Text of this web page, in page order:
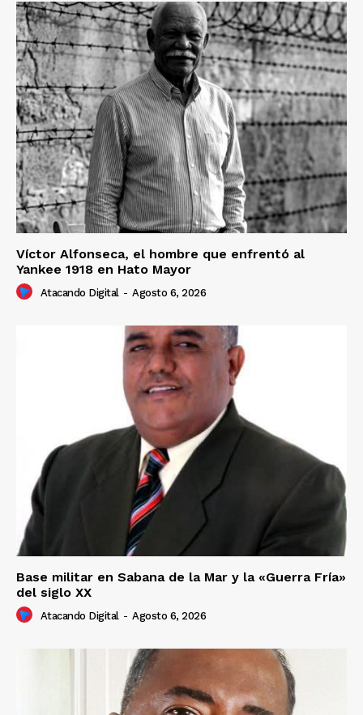
Víctor Alfonseca, el hombre que enfrentó al
Yankee 1918 en Hato Mayor
Atacando Digital - Agosto 6, 2026
Base militar en Sabana de la Mar y la «Guerra Fría»
del siglo XX
Atacando Digital - Agosto 6, 2026